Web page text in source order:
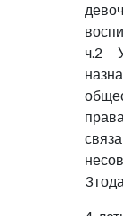
ч.2
3